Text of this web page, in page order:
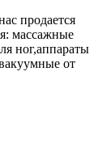
продается
массажные
ног,аппараты
от